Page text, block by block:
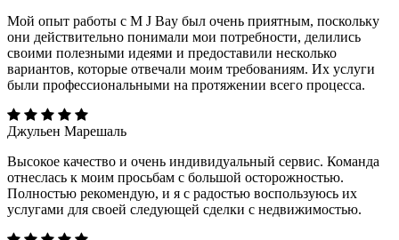
Мой опыт работы с M J Bay был очень приятным, поскольку
они действительно понимали мои потребности, делились
своими полезными идеями и предоставили несколько
вариантов, которые отвечали моим требованиям. Их услуги
были профессиональными на протяжении всего процесса.
Джульен Марешаль
Высокое качество и очень индивидуальный сервис. Команда
отнеслась к моим просьбам с большой осторожностью.
Полностью рекомендую, и я с радостью воспользуюсь их
услугами для своей следующей сделки с недвижимостью.